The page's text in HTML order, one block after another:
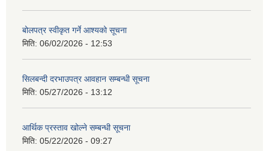
बोलपत्र स्वीकृत गर्ने आश्यको सूचना
मिति: 06/02/2026 - 12:53
सिलबन्दी दरभाउपत्र आवहान सम्बन्धी सूचना
मिति: 05/27/2026 - 13:12
आर्थिक प्रस्ताव खोल्ने सम्बन्धी सूचना
मिति: 05/22/2026 - 09:27